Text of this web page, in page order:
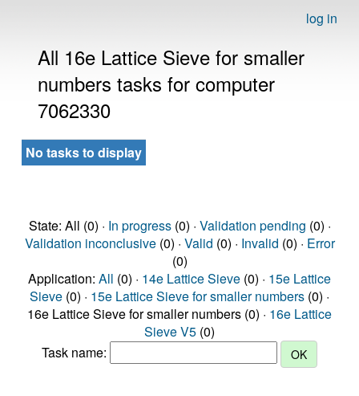
log in
All 16e Lattice Sieve for smaller
numbers tasks for computer
7062330
No tasks to display
State: All (0) · In progress(0) · Validation pending (0) ·
Validation inconclusive(0) · Valid (0) · Invalid (0) · Error
(0)
Application: All (0) · 14e Lattice Sieve (0) · 15e Lattice
Sieve (0) · 15e Lattice Sieve for smaller numbers (0) ·
16e Lattice Sieve for smaller numbers (0) · 16e Lattice
Sieve V5 (0)
Task name: